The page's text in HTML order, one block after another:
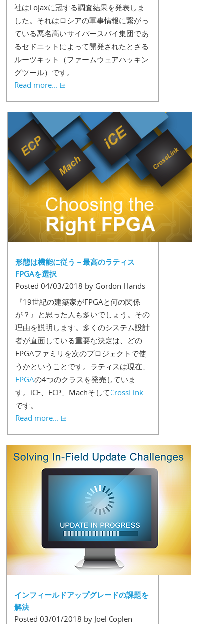
社はLojaxに冠する調査結果を発表しま
した。それはロシアの軍事情報に繋がっ
ている悪名高いサイバースパイ集団であ
るセドニットによって開発されたとさる
ルーツキット（ファームウェアハッキン
グツール）です。
Read more...
形態は機能に従う－最高のラティス
FPGAを選択
Posted 04/03/2018 by Gordon Hands
『19世紀の建築家がFPGAと何の関係
が？』と思った人も多いでしょう。その
理由を説明します。多くのシステム設計
者が直面している重要な決定は、どの
FPGAファミリを次のプロジェクトで使
うかということです。ラティスは現在、
FPGAの4つのクラスを発売していま
す。iCE、ECP、MachそしてCrossLink
です。
Read more...
インフィールドアップグレードの課題を
解決
Posted 03/01/2018 by Joel Coplen